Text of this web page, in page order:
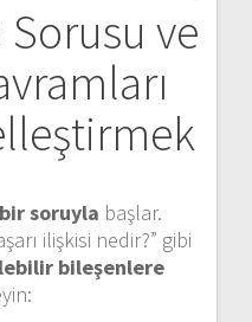
Sorusu ve
soruyla başlar.
ilişkisi nedir?” gibi
bileşenlere